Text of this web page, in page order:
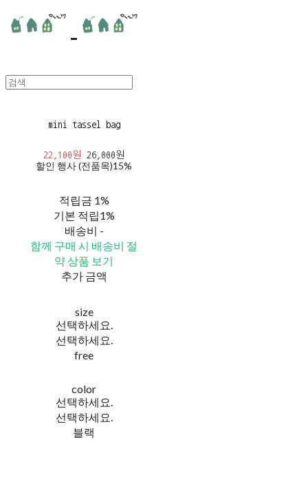
mini tassel bag
22,100원 26,000원
할인 행사 (전품목)15%
적립금 1%
기본 적립1%
배송비 -
함께 구매 시 배송비 절
약 상품 보기
추가 금액
size
선택하세요.
선택하세요.
free
color
선택하세요.
선택하세요.
블랙